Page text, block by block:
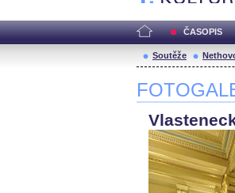
ČASOPIS
Soutěže